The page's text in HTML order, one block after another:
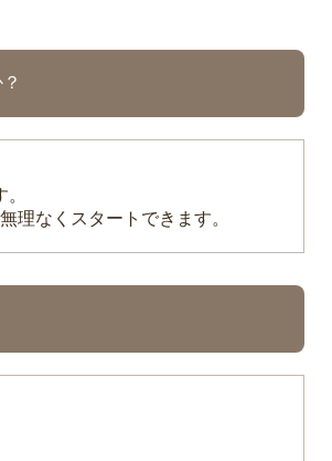
理なくスタートできます。